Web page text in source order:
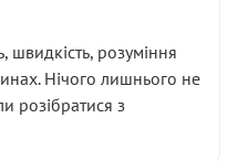
швидкість, розуміння
Нічого лишнього не
розібратися з